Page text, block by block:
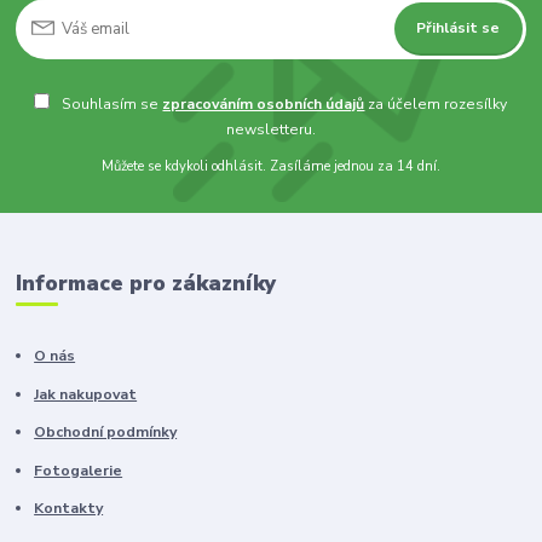
Přihlásit se
Souhlasím se zpracováním osobních údajů za účelem rozesílky
newsletteru.
Můžete se kdykoli odhlásit. Zasíláme jednou za 14 dní.
Informace pro zákazníky
O nás
Jak nakupovat
Obchodní podmínky
Fotogalerie
Kontakty